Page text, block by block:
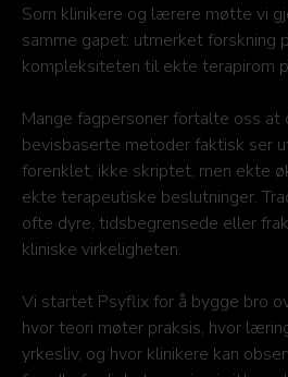
Som klinikere og lærere møtte vi
samme gapet: utmerket forskning
kompleksiteten til ekte terapirom
Mange fagpersoner fortalte oss at
bevisbaserte metoder faktisk ser
forenklet, ikke skriptet, men ekte
ekte terapeutiske beslutninger.
ofte dyre, tidsbegrensede eller
kliniske virkeligheten.
Vi startet Psyflix for å bygge bro
hvor teori møter praksis, hvor
yrkesliv, og hvor klinikere kan